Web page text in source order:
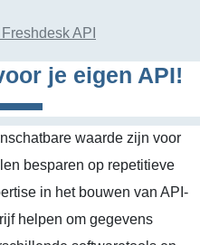
API
je eigen API!
waarde zijn voor
besparen op repetitieve
in het bouwen van API-
helpen om gegevens